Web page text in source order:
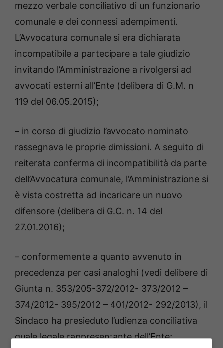
mezzo verbale conciliativo di un funzionario
comunale e dei connessi adempimenti.
L’Avvocatura comunale si era dichiarata
incompatibile a partecipare a tale giudizio
invitando l’Amministrazione a rivolgersi ad
avvocati esterni all’Ente (delibera di G.M. n
119 del 06.05.2015);
– in corso di giudizio l’avvocato nominato
rassegnava le proprie dimissioni. A seguito di
reiterata conferma di incompatibilità da parte
dell’Avvocatura comunale, l’Amministrazione si
è vista costretta ad incaricare un nuovo
difensore (delibera di G.C. n. 14 del
27.01.2016);
– conformemente a quanto avvenuto in
precedenza per casi analoghi (vedi delibere di
Giunta n. 353/205-372/2012- 373/2012 –
374/2012- 395/2012 – 401/2012- 292/2013), il
Sindaco ha presieduto l’udienza conciliativa
quale legale rappresentante dell’Ente;